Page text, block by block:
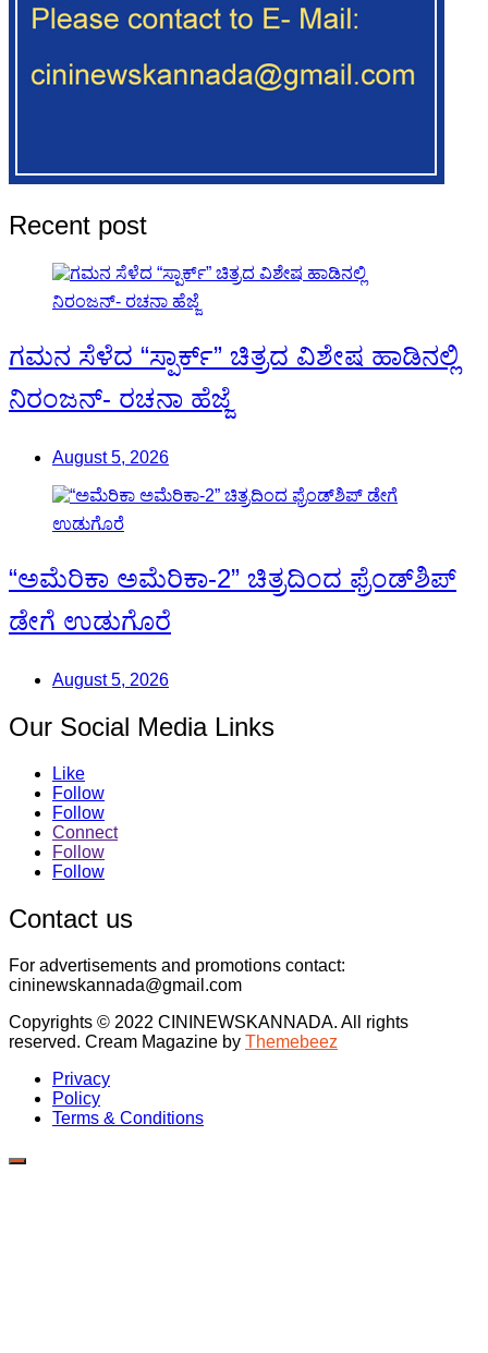
Recent post
ಗಮನ ಸೆಳೆದ “ಸ್ಪಾರ್ಕ್” ಚಿತ್ರದ ವಿಶೇಷ ಹಾಡಿನಲ್ಲಿ
ನಿರಂಜನ್- ರಚನಾ ಹೆಜ್ಜೆ
August 5, 2026
“ಅಮೆರಿಕಾ ಅಮೆರಿಕಾ-2” ಚಿತ್ರದಿಂದ ಫ್ರೆಂಡ್‍ಶಿಪ್
ಡೇಗೆ ಉಡುಗೊರೆ
August 5, 2026
Our Social Media Links
Like
Follow
Follow
Connect
Follow
Follow
Contact us
For advertisements and promotions contact:
cininewskannada@gmail.com
Copyrights © 2022 CININEWSKANNADA. All rights
reserved. Cream Magazine by Themebeez
Privacy
Policy
Terms & Conditions